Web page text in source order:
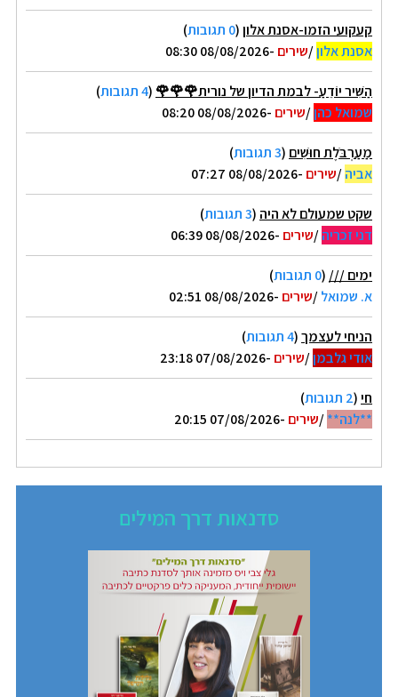
קעקועי הזמו-אסנת אלון(0 תגובות
)
אסנת אלון/שירים -08/08/2026 08:30
הַשִּׁיר יוֹדֵעַ- לבמת הדיון של נורית🌹🌹🌹 (4 תגובות
)
שמואל כהן/שירים -08/08/2026 08:20
מַעַרְבֹּלֶת חוּשִׁים (3 תגובות
)
אביה/שירים -08/08/2026 07:27
שקט שמעולם לא היה (3 תגובות
)
דני זכריה/שירים -08/08/2026 06:39
ימים /// (0 תגובות
)
א. שמואל/שירים -08/08/2026 02:51
הניחי לעצמך(4 תגובות
)
אודי גלבמן/שירים -07/08/2026 23:18
חי(2 תגובות
)
**לנה**/שירים -07/08/2026 20:15
סדנאות דרך המילים